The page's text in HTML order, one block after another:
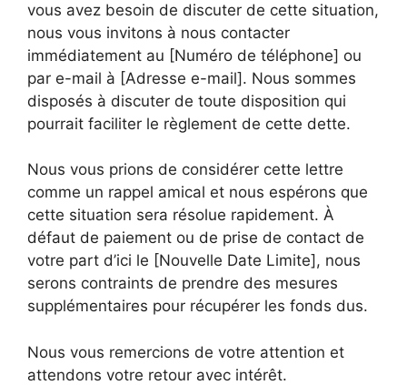
vous avez besoin de discuter de cette situation,
nous vous invitons à nous contacter
immédiatement au [Numéro de téléphone] ou
par e-mail à [Adresse e-mail]. Nous sommes
disposés à discuter de toute disposition qui
pourrait faciliter le règlement de cette dette.
Nous vous prions de considérer cette lettre
comme un rappel amical et nous espérons que
cette situation sera résolue rapidement. À
défaut de paiement ou de prise de contact de
votre part d’ici le [Nouvelle Date Limite], nous
serons contraints de prendre des mesures
supplémentaires pour récupérer les fonds dus.
Nous vous remercions de votre attention et
attendons votre retour avec intérêt.